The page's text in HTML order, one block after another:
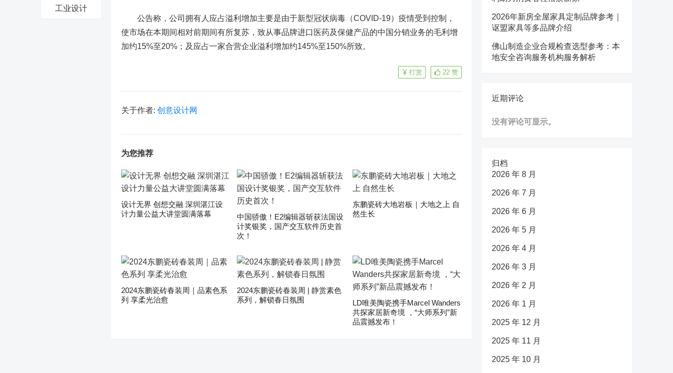
工业设计
公告称，公司拥有人应占溢利增加主要是由于新型冠状病毒（COVID-19）疫情受到控制，
使市场在本期间相对前期间有所复苏，致从事品牌进口医药及保健产品的中国分销业务的毛利增
加约15%至20%；及应占一家合营企业溢利增加约145%至150%所致。
22 赞
打赏
关于作者: 创意设计网
为您推荐
设计无界 创想交融 深圳湛江设
计力量公益大讲堂圆满落幕
中国骄傲！E2编辑器斩获法国设
计奖银奖，国产交互软件历史首
次！
东鹏瓷砖大地岩板｜大地之上 自
然生长
2024东鹏瓷砖春装周｜品素色系
列 享柔光治愈
2024东鹏瓷砖春装周 | 静赏素色
系列，解锁春日氛围
LD唯美陶瓷携手Marcel Wanders
共探家居新奇境 ，“大师系列”新
品震撼发布！
2026年新房全屋家具定制品牌参考｜
讴盟家具等多品牌介绍
佛山制造企业合规检查选型参考：本
地安全咨询服务机构服务解析
近期评论
没有评论可显示。
归档
2026 年 8 月
2026 年 7 月
2026 年 6 月
2026 年 5 月
2026 年 4 月
2026 年 3 月
2026 年 2 月
2026 年 1 月
2025 年 12 月
2025 年 11 月
2025 年 10 月